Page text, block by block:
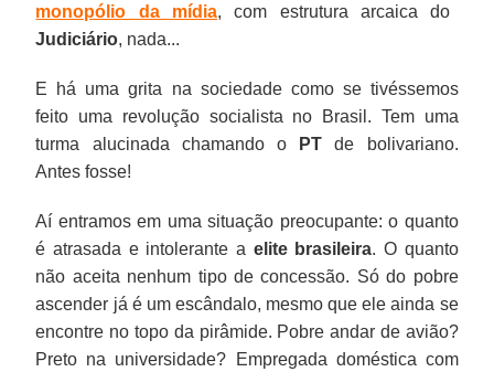
monopólio da mídia, com estrutura arcaica do
Judiciário, nada...
E há uma grita na sociedade como se tivéssemos
feito uma revolução socialista no Brasil. Tem uma
turma alucinada chamando o
PT de bolivariano.
Antes fosse!
Aí entramos em uma situação preocupante: o quanto
é atrasada e intolerante a elite brasileira. O quanto
não aceita nenhum tipo de concessão. Só do pobre
ascender já é um escândalo, mesmo que ele ainda se
encontre no topo da pirâmide. Pobre andar de avião?
Preto na universidade? Empregada doméstica com